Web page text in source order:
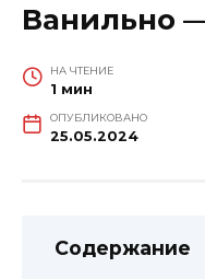
Ванильно
НА ЧТЕНИЕ
1 мин
ОПУБЛИКОВАНО
25.05.2024
Содержание